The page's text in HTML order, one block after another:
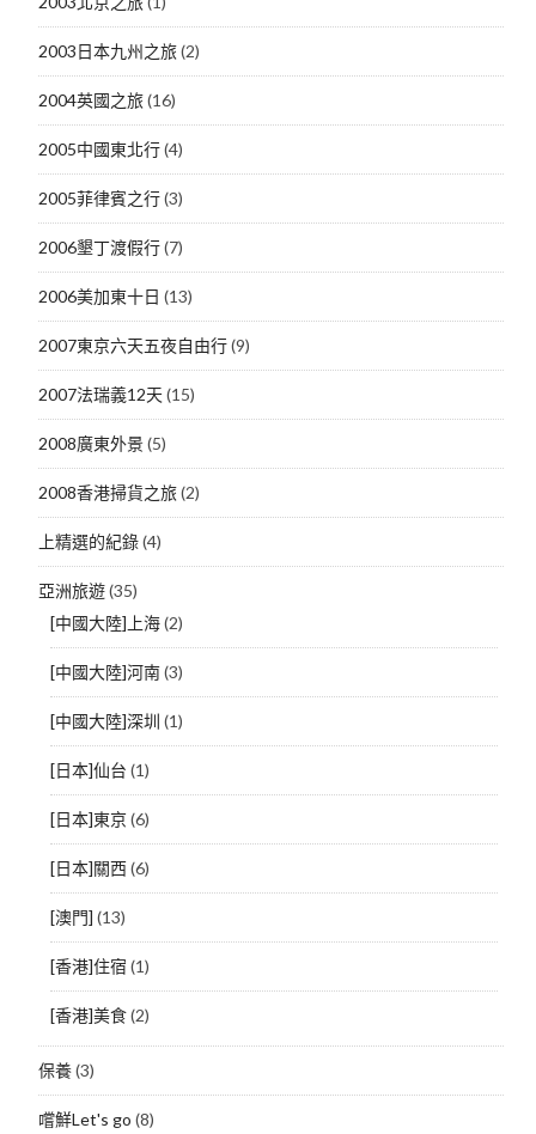
2003日本九州之旅(2)
2004英國之旅(16)
2005中國東北行(4)
2005菲律賓之行(3)
2006墾丁渡假行(7)
2006美加東十日 (13)
2007東京六天五夜自由行(9)
2007法瑞義12天(15)
2008廣東外景(5)
2008香港掃貨之旅(2)
上精選的紀錄(4)
亞洲旅遊(35)
[中國大陸]上海(2)
[中國大陸]河南(3)
[中國大陸]深圳 (1)
[日本]仙台 (1)
[日本]東京(6)
[日本]關西(6)
[澳門] (13)
[香港]住宿 (1)
[香港]美食(2)
保養(3)
嚐鮮Let's go (8)